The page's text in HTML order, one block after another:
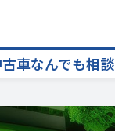
古車なんでも相談